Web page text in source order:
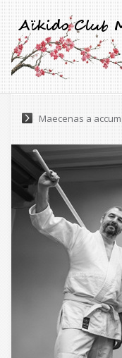
Lorem ipsum
Maecenas a